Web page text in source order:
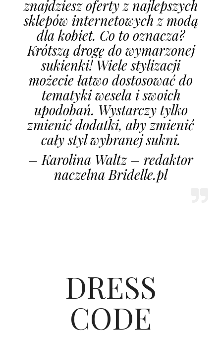
znajdziesz oferty z najlepszych
sklepów internetowych z modą
dla kobiet. Co to oznacza?
Krótszą drogę do wymarzonej
sukienki! Wiele stylizacji
możecie łatwo dostosować do
tematyki wesela i swoich
upodobań. Wystarczy tylko
zmienić dodatki, aby zmienić
cały styl wybranej sukni.
– Karolina Waltz – redaktor
naczelna Bridelle.pl
DRESS
CODE